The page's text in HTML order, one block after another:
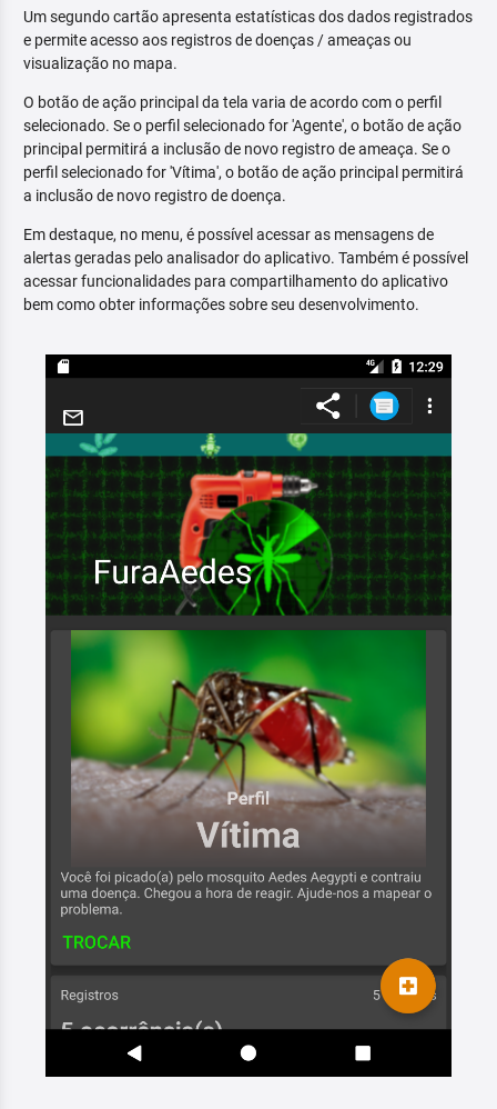
Um segundo cartão apresenta estatísticas dos dados registrados
e permite acesso aos registros de doenças / ameaças ou
visualização no mapa.
O botão de ação principal da tela varia de acordo com o perfil
selecionado. Se o perfil selecionado for 'Agente', o botão de ação
principal permitirá a inclusão de novo registro de ameaça. Se o
perfil selecionado for 'Vítima', o botão de ação principal permitirá
a inclusão de novo registro de doença.
Em destaque, no menu, é possível acessar as mensagens de
alertas geradas pelo analisador do aplicativo. Também é possível
acessar funcionalidades para compartilhamento do aplicativo
bem como obter informações sobre seu desenvolvimento.